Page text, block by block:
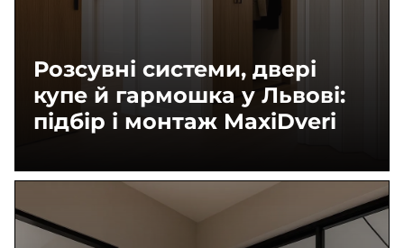
Розсувні системи, двері
купе й гармошка у Львові:
підбір і монтаж MaxiDveri